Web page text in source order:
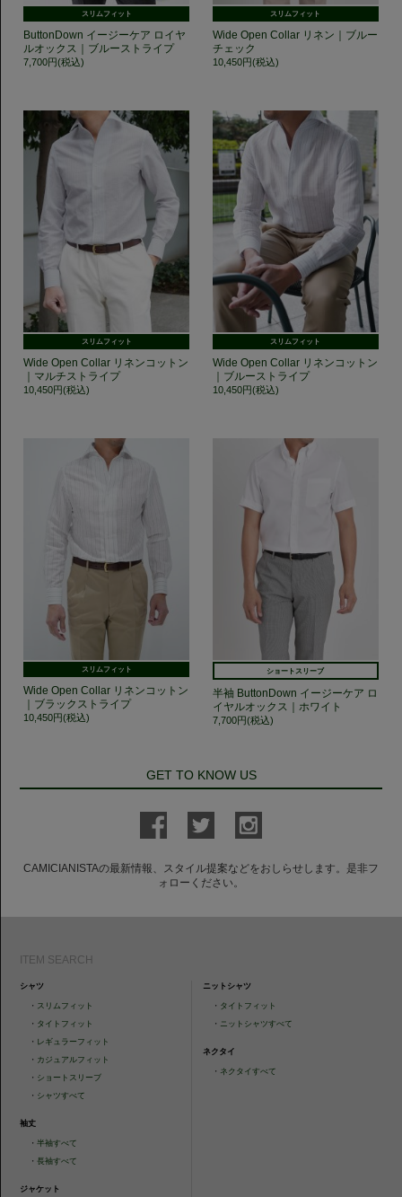
スリムフィット
ButtonDown イージーケア ロイヤ
ルオックス｜ブルーストライプ
7,700円(税込)
スリムフィット
Wide Open Collar リネン｜ブルー
チェック
10,450円(税込)
スリムフィット
Wide Open Collar リネンコットン
｜マルチストライプ
10,450円(税込)
スリムフィット
Wide Open Collar リネンコットン
｜ブルーストライプ
10,450円(税込)
スリムフィット
Wide Open Collar リネンコットン
｜ブラックストライプ
10,450円(税込)
ショートスリーブ
半袖 ButtonDown イージーケア ロ
イヤルオックス｜ホワイト
7,700円(税込)
GET TO KNOW US
CAMICIANISTAの最新情報、スタイル提案などをおしらせします。是非フ
ォローください。
ITEM SEARCH
シャツ
・ スリムフィット
・ タイトフィット
・ レギュラーフィット
・ カジュアルフィット
・ ショートスリーブ
・ シャツすべて
袖丈
・半袖すべて
・長袖すべて
ジャケット
ニットシャツ
・ タイトフィット
・ ニットシャツすべて
ネクタイ
・ ネクタイすべて